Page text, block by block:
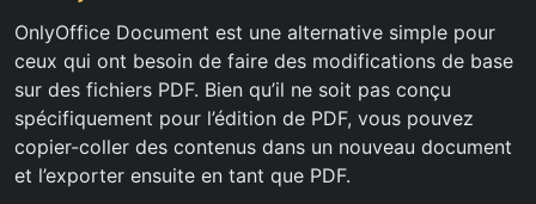
OnlyOffice Document est une alternative simple pour
ceux qui ont besoin de faire des modifications de base
sur des fichiers PDF. Bien qu’il ne soit pas conçu
spécifiquement pour l’édition de PDF, vous pouvez
copier-coller des contenus dans un nouveau document
et l’exporter ensuite en tant que PDF.